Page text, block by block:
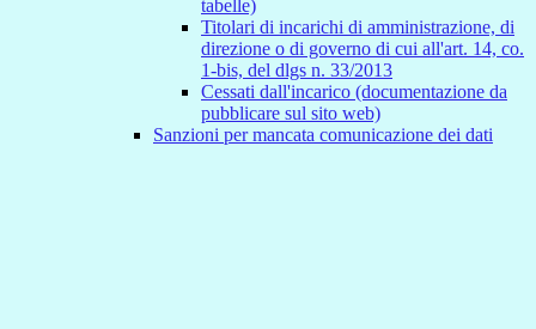
tabelle)
Titolari di incarichi di amministrazione, di
direzione o di governo di cui all'art. 14, co.
1-bis, del dlgs n. 33/2013
Cessati dall'incarico (documentazione da
pubblicare sul sito web)
Sanzioni per mancata comunicazione dei dati